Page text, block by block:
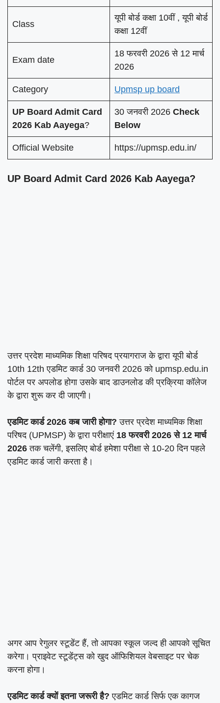
Class
यूपी बोर्ड कक्षा 10वीं , यूपी बोर्ड
कक्षा 12वीं
Exam date
18 फरवरी 2026 से 12 मार्च
2026
Category Upmsp up board
UP Board Admit Card
2026 Kab Aayega?
30 जनवरी 2026 Check
Below
Official Website https://upmsp.edu.in/
UP Board Admit Card 2026 Kab Aayega?
उत्तर प्रदेश माध्यमिक शिक्षा परिषद प्रयागराज के द्वारा यूपी बोर्ड
10th 12th एडमिट कार्ड 30 जनवरी 2026 को upmsp.edu.in
पोर्टल पर अपलोड होगा उसके बाद डाउनलोड की प्रक्रिया कॉलेज
के द्वारा शुरू कर दी जाएगी।
एडमिट कार्ड 2026 कब जारी होगा? उत्तर प्रदेश माध्यमिक शिक्षा
परिषद (UPMSP) के द्वारा परीक्षाएं 18 फरवरी 2026 से 12 मार्च
2026 तक चलेंगी, इसलिए बोर्ड हमेशा परीक्षा से 10-20 दिन पहले
एडमिट कार्ड जारी करता है।
अगर आप रेगुलर स्टूडेंट हैं, तो आपका स्कूल जल्द ही आपको सूचित
करेगा। प्राइवेट स्टूडेंट्स को खुद ऑफिशियल वेबसाइट पर चेक
करना होगा।
एडमिट कार्ड क्यों इतना जरूरी है? एडमिट कार्ड सिर्फ एक कागज